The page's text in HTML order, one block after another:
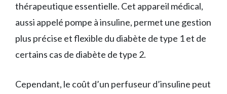
thérapeutique essentielle. Cet appareil médical,
aussi appelé pompe à insuline, permet une gestion
plus précise et flexible du diabète de type 1 et de
certains cas de diabète de type 2.
Cependant, le coût d’un perfuseur d’insuline peut